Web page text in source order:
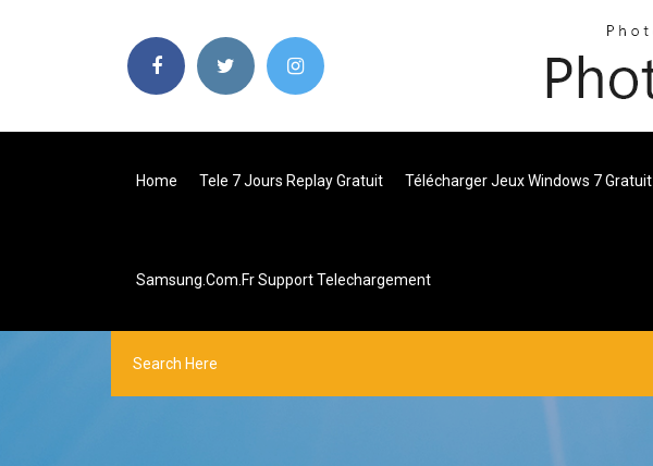
Home Tele 7 Jours Replay Gratuit Télécharger Jeux Windows 7 Gratuit
Samsung.com.fr Support Telechargement